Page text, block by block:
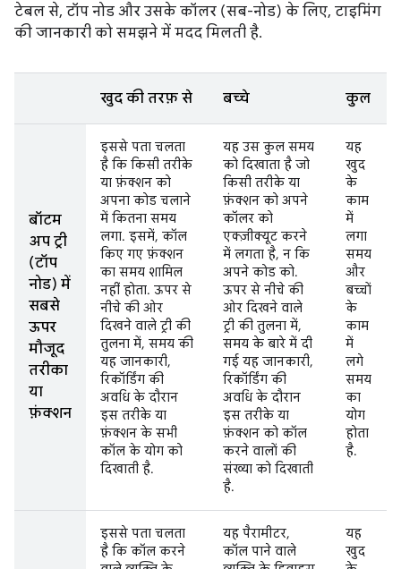
टेबल से, टॉप नोड और उसके कॉलर (सब-नोड) के लिए, टाइमिंग
की जानकारी को समझने में मदद मिलती है.
खुद की तरफ़ से बच्चे कुल
बॉटम
अप ट्री
(टॉप
नोड) में
सबसे
ऊपर
मौजूद
तरीका
या
फ़ंक्शन
इससे पता चलता
है कि किसी तरीके
या फ़ंक्शन को
अपना कोड चलाने
में कितना समय
लगा. इसमें, कॉल
किए गए फ़ंक्शन
का समय शामिल
नहीं होता. ऊपर से
नीचे की ओर
दिखने वाले ट्री की
तुलना में, समय की
यह जानकारी,
रिकॉर्डिंग की
अवधि के दौरान
इस तरीके या
फ़ंक्शन के सभी
कॉल के योग को
दिखाती है.
यह उस कुल समय
को दिखाता है जो
किसी तरीके या
फ़ंक्शन को अपने
कॉलर को
एक्ज़ीक्यूट करने
में लगता है, न कि
अपने कोड को.
ऊपर से नीचे की
ओर दिखने वाले
ट्री की तुलना में,
समय के बारे में दी
गई यह जानकारी,
रिकॉर्डिंग की
अवधि के दौरान
इस तरीके या
फ़ंक्शन को कॉल
करने वालों की
संख्या को दिखाती
है.
यह
खुद
के
काम
में
लगा
समय
और
बच्चों
के
काम
में
लगे
समय
का
योग
होता
है.
इससे पता चलता
है कि कॉल करने
यह पैरामीटर,
कॉल पाने वाले
यह
खुद